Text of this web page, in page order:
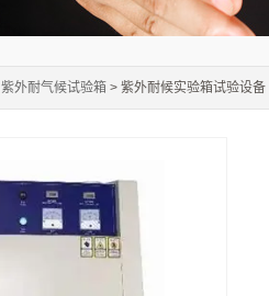
紫外耐气候试验箱 > 紫外耐候实验箱试验设备